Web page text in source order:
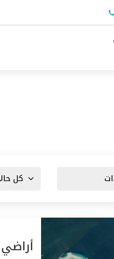
أراضي